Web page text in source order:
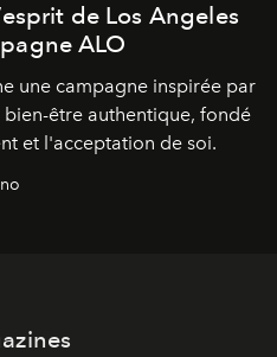
de Los Angeles
ALO
une campagne inspirée par
être authentique, fondé
et l'acceptation de soi.